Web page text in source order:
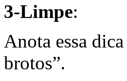
3-Limpe:
Anota essa
brotos”.